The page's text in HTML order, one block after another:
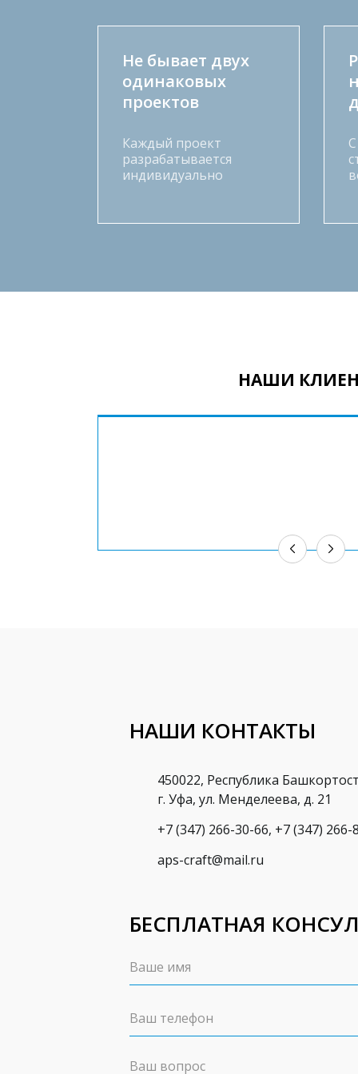
Не бывает двух
одинаковых
проектов
Каждый проект
разрабатывается
индивидуально
НАШИ
НАШИ КОНТАКТЫ
450022, Республика
г. Уфа, ул. Менделеева, д. 21
+7 (347) 266-30-66, +7 (347) 266-
aps-craft@mail.ru
БЕСПЛАТНАЯ